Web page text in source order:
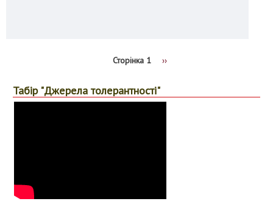
на
сторінки
Сторінка 1
Наступна
››
Табір "Джерела толерантності"